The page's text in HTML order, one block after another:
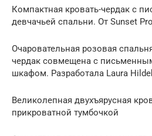
Компактная кровать-чердак с
девчачьей спальни. От Sunset
Очаровательная розовая
чердак совмещена с
шкафом. Разработала Laura
Великолепная двухъярусная
прикроватной тумбочкой